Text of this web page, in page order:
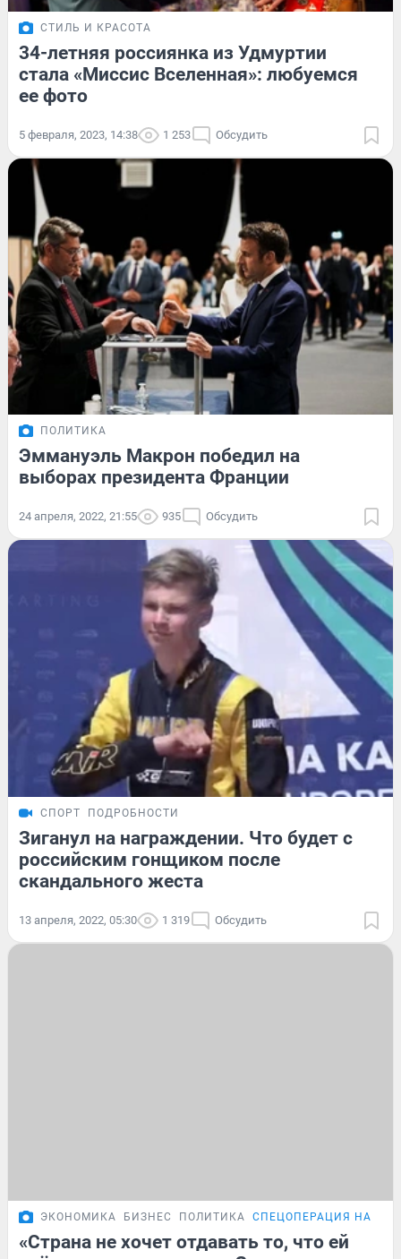
СТИЛЬ И КРАСОТА
34-летняя россиянка из Удмуртии
стала «Миссис Вселенная»: любуемся
ее фото
5 февраля, 2023, 14:38 1 253 Обсудить
ПОЛИТИКА
Эммануэль Макрон победил на
выборах президента Франции
24 апреля, 2022, 21:55 935 Обсудить
СПОРТ ПОДРОБНОСТИ
Зиганул на награждении. Что будет с
российским гонщиком после
скандального жеста
13 апреля, 2022, 05:30 1 319 Обсудить
ЭКОНОМИКА БИЗНЕС ПОЛИТИКА СПЕЦОПЕРАЦИЯ НА
«Страна не хочет отдавать то, что ей